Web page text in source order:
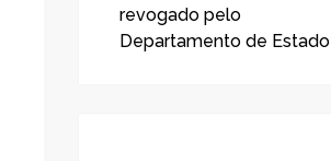
revogado pelo
Departamento de Estado